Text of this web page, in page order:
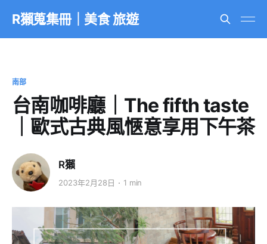
R獺蒐集冊｜美食 旅遊
南部
台南咖啡廳｜The fifth taste
｜歐式古典風愜意享用下午茶
R獺
2023年2月28日 1 min